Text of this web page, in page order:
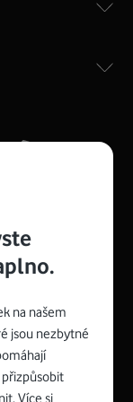
rozměry 21
stojánku)
na našem
jsou nezbytné
Více si